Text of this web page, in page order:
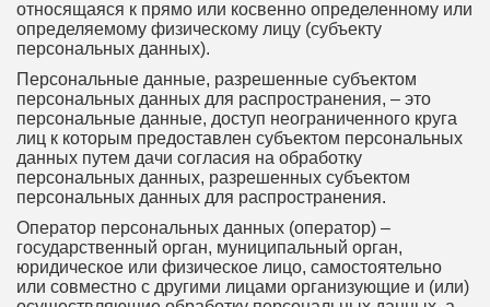
относящаяся к прямо или косвенно определенному или
определяемому физическому лицу (субъекту
персональных данных).
Персональные данные, разрешенные субъектом
персональных данных для распространения, – это
персональные данные, доступ неограниченного круга
лиц к которым предоставлен субъектом персональных
данных путем дачи согласия на обработку
персональных данных, разрешенных субъектом
персональных данных для распространения.
Оператор персональных данных (оператор) –
государственный орган, муниципальный орган,
юридическое или физическое лицо, самостоятельно
или совместно с другими лицами организующие и (или)